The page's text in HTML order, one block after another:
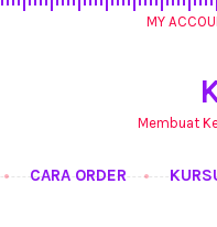
MY
Membuat
CARA ORDER